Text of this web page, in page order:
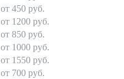
от 450 руб.
от 1200 руб.
от 850 руб.
от 1000 руб.
от 1550 руб.
от 700 руб.